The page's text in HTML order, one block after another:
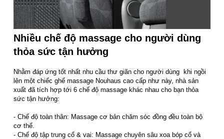
Nhiều chế độ massage cho người dùng
thỏa sức tận hưởng
Nhằm đáp ứng tốt nhất nhu cầu thư giãn cho người dùng khi ngồi
lên một chiếc ghế massage Nouhaus cao cấp như này, nhà sản
xuất đã tích hợp tới 6 chế độ massage khác nhau cho bạn thỏa
sức tận hưởng:
- Chế độ toàn thân: Massage cơ bản chăm sóc đồng đều toàn bộ
cơ thể.
- Chế độ tập trung cổ & vai: Massage chuyên sâu xoa bóp cổ và